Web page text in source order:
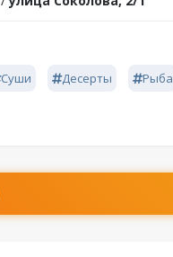
Суши Десерты Рыба